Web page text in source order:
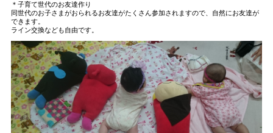
＊子育て世代のお友達作り
同世代のお子さまがおられるお友達がたくさん参加されますので、自然にお友達が
できます。
ライン交換なども自由です。